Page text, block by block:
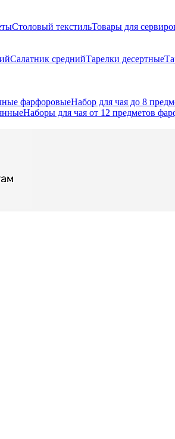
Столовый текстильТовары для
Салатник среднийТарелки десертные
фарфоровыеНабор для чая до 8
Наборы для чая от 12 предметов